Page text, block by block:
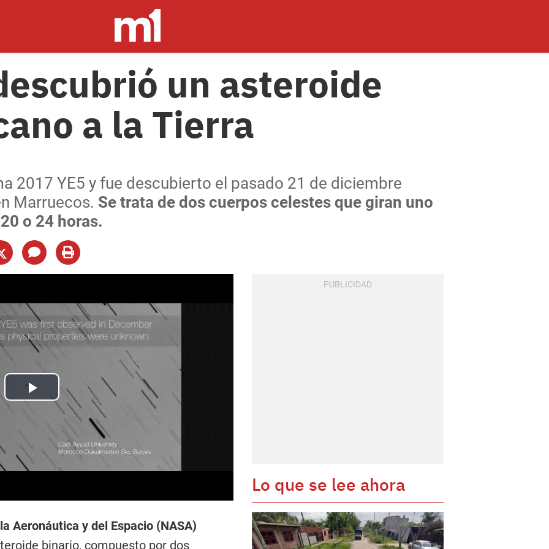
un asteroide
a la Tierra
2017 YE5 y fue descubierto el pasado 21 de diciembre
Marruecos. Se trata de dos cuerpos celestes que giran uno
o 24 horas.
Play
Video
Aeronáutica y del Espacio (NASA)
binario, compuesto por dos
Lo que se lee ahora